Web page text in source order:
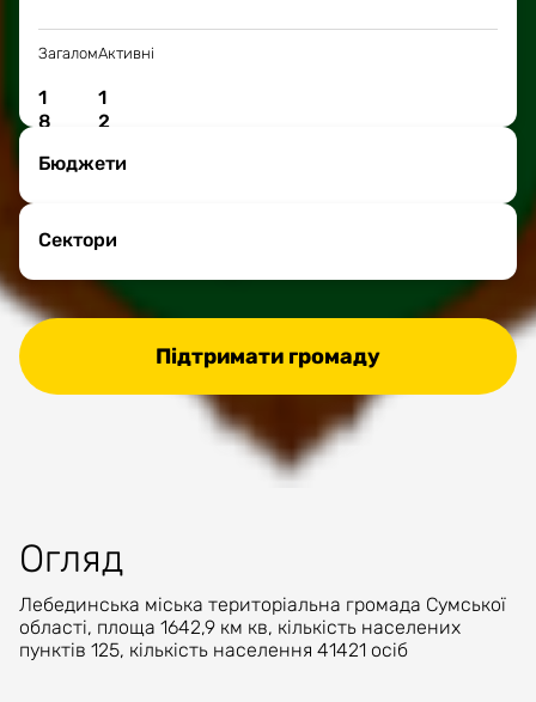
Загалом
1
8
Активні
1
2
Бюджети
Сектори
Підтримати громаду
Огляд
Лебединська міська територіальна громада Сумської
області, площа 1642,9 км кв, кількість населених
пунктів 125, кількість населення 41421 осіб